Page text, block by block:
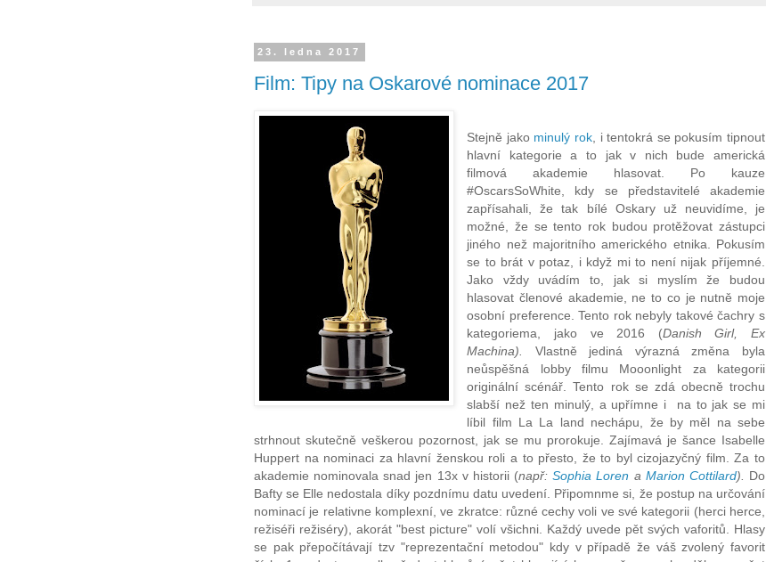
23. ledna 2017
Film: Tipy na Oskarové nominace 2017
Stejně jako minulý rok, i tentokrá se pokusím tipnout
hlavní kategorie a to jak v nich bude americká
filmová akademie hlasovat. Po kauze
#OscarsSoWhite, kdy se představitelé akademie
zapřísahali, že tak bílé Oskary už neuvidíme, je
možné, že se tento rok budou protěžovat zástupci
jiného než majoritního amerického etnika. Pokusím
se to brát v potaz, i když mi to není nijak příjemné.
Jako vždy uvádím to, jak si myslím že budou
hlasovat členové akademie, ne to co je nutně moje
osobní preference. Tento rok nebyly takové čachry s
kategoriema, jako ve 2016 (Danish Girl, Ex
Machina).
Vlastně jediná výrazná změna byla
neůspěšná lobby filmu Mooonlight za kategorii
originální scénář. Tento rok se zdá obecně trochu
slabší než ten minulý, a upřímne i na to jak se mi
líbil film La La land nechápu, že by měl na sebe
strhnout skutečně veškerou pozornost, jak se mu prorokuje. Zajímavá je šance Isabelle
Huppert na nominaci za hlavní ženskou roli a to přesto, že to byl cizojazyčný film. Za to
akademie nominovala snad jen 13x v historii (např:Sophia Loren a Marion Cottilard). Do
Bafty se Elle nedostala díky pozdnímu datu uvedení. Připomnme si, že postup na určování
nominací je relativne komplexní, ve zkratce: různé cechy voli ve své kategorii (herci herce,
režiséři režiséry), akorát "best picture" volí všichni. Každý uvede pět svých vaforitů. Hlasy
se pak přepočítávají tzv "reprezentační metodou" kdy v případě že váš zvolený favorit